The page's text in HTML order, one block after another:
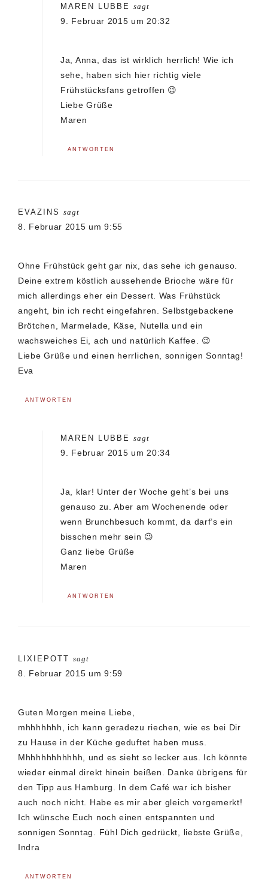
MAREN LUBBE sagt
9. Februar 2015 um 20:32
Ja, Anna, das ist wirklich herrlich! Wie ich
sehe, haben sich hier richtig viele
Frühstücksfans getroffen 😉
Liebe Grüße
Maren
ANTWORTEN
EVAZINS sagt
8. Februar 2015 um 9:55
Ohne Frühstück geht gar nix, das sehe ich genauso.
Deine extrem köstlich aussehende Brioche wäre für
mich allerdings eher ein Dessert. Was Frühstück
angeht, bin ich recht eingefahren. Selbstgebackene
Brötchen, Marmelade, Käse, Nutella und ein
wachsweiches Ei, ach und natürlich Kaffee. 😉
Liebe Grüße und einen herrlichen, sonnigen Sonntag!
Eva
ANTWORTEN
MAREN LUBBE sagt
9. Februar 2015 um 20:34
Ja, klar! Unter der Woche geht’s bei uns
genauso zu. Aber am Wochenende oder
wenn Brunchbesuch kommt, da darf’s ein
bisschen mehr sein 😉
Ganz liebe Grüße
Maren
ANTWORTEN
LIXIEPOTT sagt
8. Februar 2015 um 9:59
Guten Morgen meine Liebe,
mhhhhhhh, ich kann geradezu riechen, wie es bei Dir
zu Hause in der Küche geduftet haben muss.
Mhhhhhhhhhhh, und es sieht so lecker aus. Ich könnte
wieder einmal direkt hinein beißen. Danke übrigens für
den Tipp aus Hamburg. In dem Café war ich bisher
auch noch nicht. Habe es mir aber gleich vorgemerkt!
Ich wünsche Euch noch einen entspannten und
sonnigen Sonntag. Fühl Dich gedrückt, liebste Grüße,
Indra
ANTWORTEN